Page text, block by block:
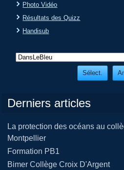
Photo Vidéo
Résultats des Quizz
Handisub
Derniers articles
La protection des océans au
Montpellier
Formation PB1
Bimer Collège Croix D'Argent